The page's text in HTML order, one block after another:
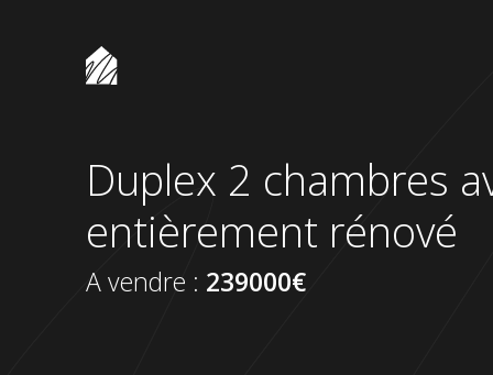
Thône Immobilier
Duplex 2 chambres
entièrement rénové
A vendre : 239000€